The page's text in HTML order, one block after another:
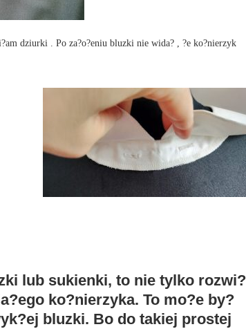
dziurki . Po za?o?eniu bluzki nie wida? , ?e ko?nierzyk
lub sukienki, to nie tylko rozwi?
ko?nierzyka. To mo?e by?
bluzki. Bo do takiej prostej